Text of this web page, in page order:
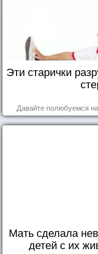
Эти старички
Давайте полюбуемся
Мать сделала
детей с их